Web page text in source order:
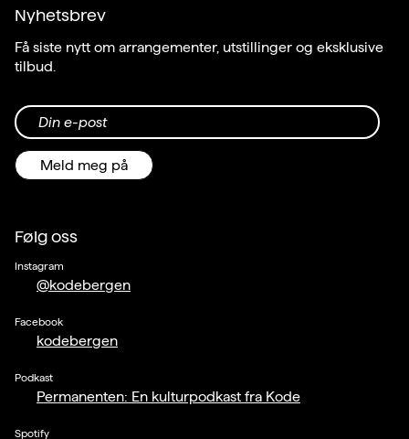
Nyhetsbrev
Få siste nytt om arrangementer, utstillinger og eksklusive
tilbud.
Din e-post
Meld meg på
Følg oss
Instagram
@kodebergen
Facebook
kodebergen
Podkast
Permanenten: En kulturpodkast fra Kode
Spotify